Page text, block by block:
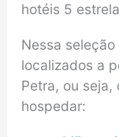
hotéis 5
Nessa
localizados a
Petra, ou seja,
hospedar: